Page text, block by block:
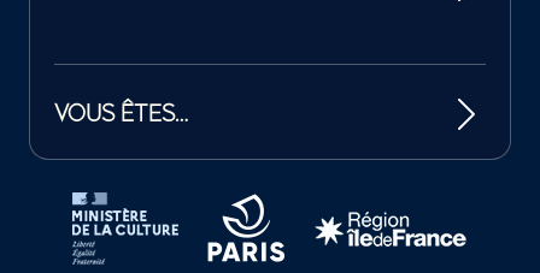
VOUS ÊTES…
Tutelles et mécènes de la Philharmonie de Paris